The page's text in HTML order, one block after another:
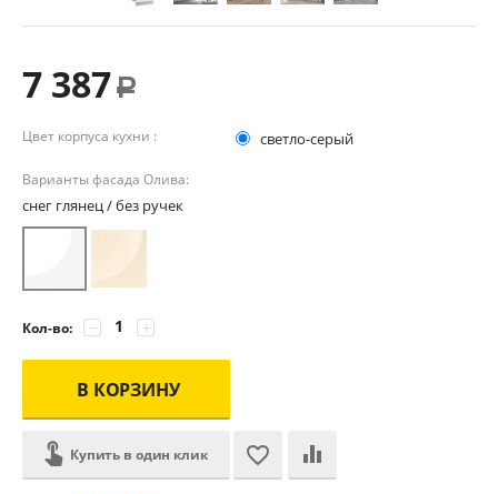
7 387 Р
Цвет корпуса кухни : светло-серый
Варианты фасада Олива:
снег глянец / без ручек
Кол-во: +
−
В КОРЗИНУ
Купить в один клик